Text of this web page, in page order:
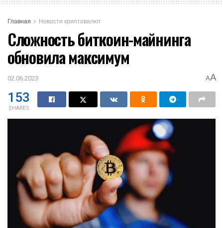
Главная Новости криптовалют
Сложность биткоин-майнинга
обновила максимум
02.06.2023 AA
153
SHARES